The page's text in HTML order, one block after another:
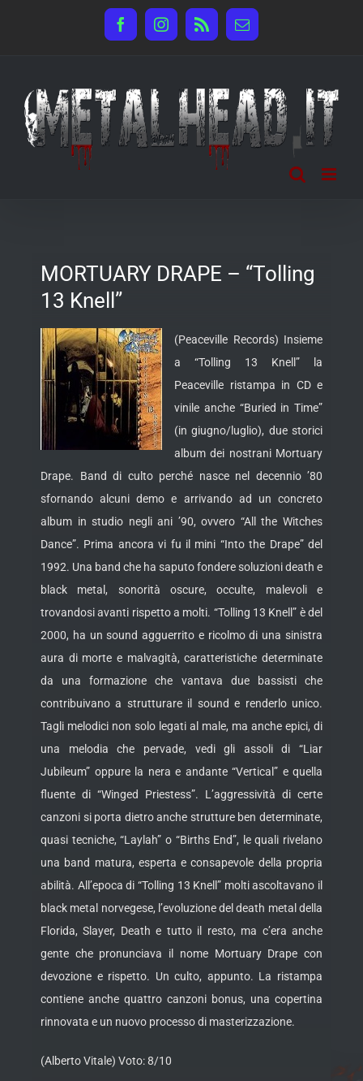
FacebookInstagram
Rss Email
MORTUARY DRAPE – “Tolling
13 Knell”
(Peaceville Records) Insieme
a “Tolling 13 Knell” la
Peaceville ristampa in CD e
vinile anche “Buried in Time”
(in giugno/luglio), due storici
album dei nostrani Mortuary
Drape. Band di culto perché nasce nel decennio ’80
sfornando alcuni demo e arrivando ad un concreto
album in studio negli ani ’90, ovvero “All the Witches
Dance”. Prima ancora vi fu il mini “Into the Drape” del
1992. Una band che ha saputo fondere soluzioni death e
black metal, sonorità oscure, occulte, malevoli e
trovandosi avanti rispetto a molti. “Tolling 13 Knell” è del
2000, ha un sound agguerrito e ricolmo di una sinistra
aura di morte e malvagità, caratteristiche determinate
da una formazione che vantava due bassisti che
contribuivano a strutturare il sound e renderlo unico.
Tagli melodici non solo legati al male, ma anche epici, di
una melodia che pervade, vedi gli assoli di “Liar
Jubileum” oppure la nera e andante “Vertical” e quella
fluente di “Winged Priestess”. L’aggressività di certe
canzoni si porta dietro anche strutture ben determinate,
quasi tecniche, “Laylah” o “Births End”, le quali rivelano
una band matura, esperta e consapevole della propria
abilità. All’epoca di “Tolling 13 Knell” molti ascoltavano il
black metal norvegese, l’evoluzione del death metal della
Florida, Slayer, Death e tutto il resto, ma c’era anche
gente che pronunciava il nome Mortuary Drape con
devozione e rispetto. Un culto, appunto. La ristampa
contiene anche quattro canzoni bonus, una copertina
rinnovata e un nuovo processo di masterizzazione.
(Alberto Vitale) Voto: 8/10